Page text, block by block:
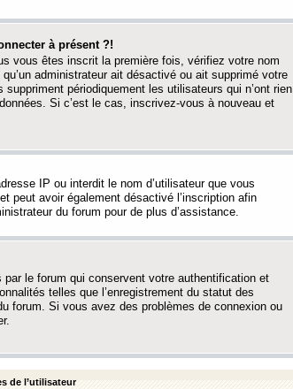
à présent ?!
vous êtes inscrit la première fois, vérifiez votre nom
administrateur ait désactivé ou ait supprimé votre
périodiquement les utilisateurs qui n’ont rien
Si c’est le cas, inscrivez-vous à nouveau et
IP ou interdit le nom d’utilisateur que vous
peut avoir également désactivé l’inscription afin
du forum pour de plus d’assistance.
le forum qui conservent votre authentification et
telles que l’enregistrement du statut des
forum. Si vous avez des problèmes de connexion ou
de l’utilisateur